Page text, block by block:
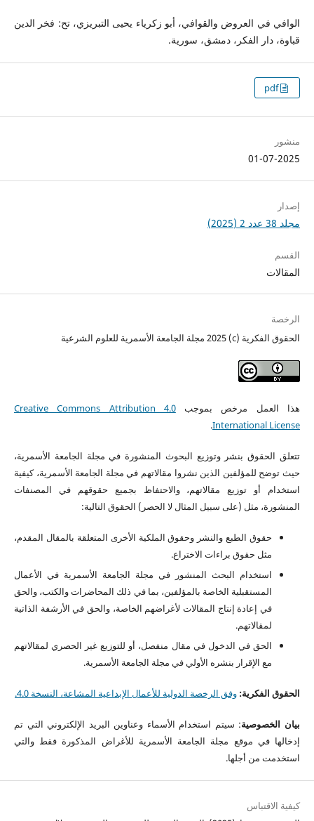
الوافي في العروض والقوافي، أبو زكرياء يحيى التبريزي، تح: فخر الدين
قباوة، دار الفكر، دمشق، سورية.
pdf
منشور
01-07-2025
إصدار
مجلد 38 عدد 2 (2025)
القسم
المقالات
الرخصة
الحقوق الفكرية (c) 2025 مجلة الجامعة الأسمرية للعلوم الشرعية
هذا العمل مرخص بموجبCreative Commons Attribution 4.0
International License
.
تتعلق الحقوق بنشر وتوزيع البحوث المنشورة في مجلة الجامعة الأسمرية،
حيث توضح للمؤلفين الذين نشروا مقالاتهم في مجلة الجامعة الأسمرية، كيفية
استخدام أو توزيع مقالاتهم، والاحتفاظ بجميع حقوقهم في المصنفات
المنشورة، مثل (على سبيل المثال لا الحصر) الحقوق التالية:
حقوق الطبع والنشر وحقوق الملكية الأخرى المتعلقة بالمقال المقدم،
مثل حقوق براءات الاختراع.
استخدام البحث المنشور في مجلة الجامعة الأسمرية في الأعمال
المستقبلية الخاصة بالمؤلفين، بما في ذلك المحاضرات والكتب، والحق
في إعادة إنتاج المقالات لأغراضهم الخاصة، والحق في الأرشفة الذاتية
لمقالاتهم.
الحق في الدخول في مقال منفصل، أو للتوزيع غير الحصري لمقالاتهم
مع الإقرار بنشره الأولي في مجلة الجامعة الأسمرية.
الحقوق الفكرية: وفق الرخصة الدولية للأعمال الإبداعية المشاعة، النسخة 4.0.
بيان الخصوصية: سيتم استخدام الأسماء وعناوين البريد الإلكتروني التي تم
إدخالها في موقع مجلة الجامعة الأسمرية للأغراض المذكورة فقط والتي
استخدمت من أجلها.
كيفية الاقتباس